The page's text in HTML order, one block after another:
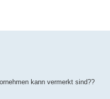
kann vermerkt sind??